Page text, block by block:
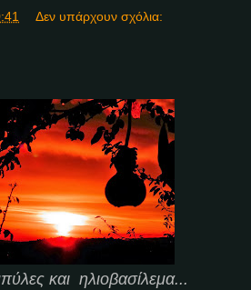
Δεν υπάρχουν σχόλια:
και ηλιοβασίλεμα...